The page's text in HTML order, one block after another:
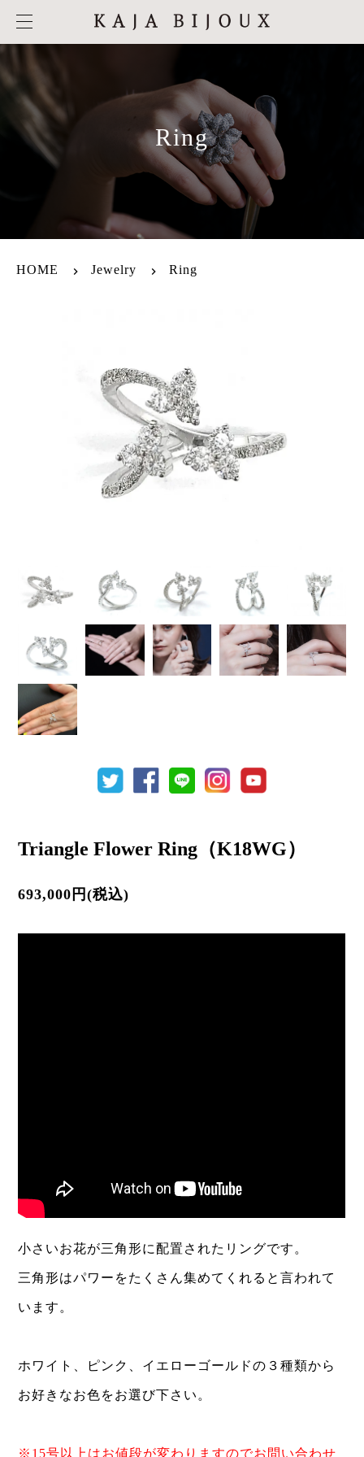
Ring
HOME Jewelry Ring
Triangle Flower Ring（K18WG）
693,000円(税込)
小さいお花が三角形に配置されたリングです。
三角形はパワーをたくさん集めてくれると言われて
います。
ホワイト、ピンク、イエローゴールドの３種類から
お好きなお色をお選び下さい。
※15号以上はお値段が変わりますのでお問い合わせ